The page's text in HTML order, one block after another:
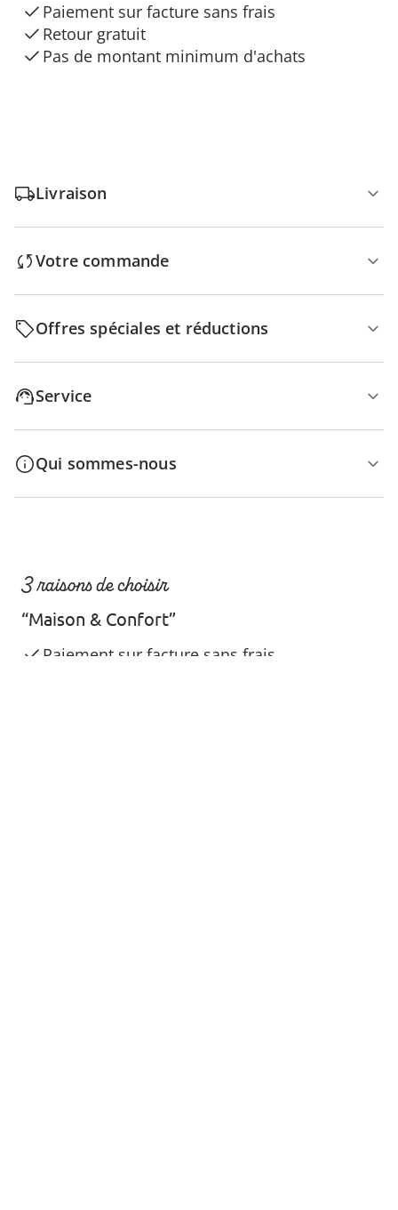
Paiement sur facture sans frais
Retour gratuit
Pas de montant minimum d'achats
Livraison
Votre commande
Offres spéciales et réductions
Service
Qui sommes-nous
3 raisons de choisir
“Maison & Confort”
Paiement sur facture sans frais